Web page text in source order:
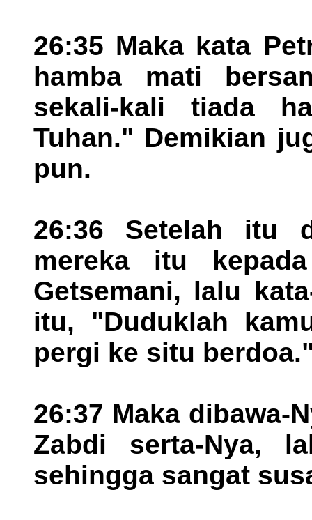
26:35 Maka kata
hamba mati
sekali-kali tiada
Tuhan." Demikian
pun.
26:36 Setelah itu
mereka itu
Getsemani, lalu
itu, "Duduklah
pergi ke situ
26:37 Maka dibawa-
Zabdi serta-Nya,
sehingga sangat